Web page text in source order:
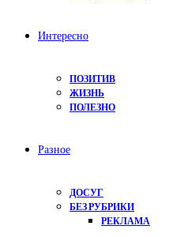
Интересно
ПОЗИТИВ
ЖИЗНЬ
ПОЛЕЗНО
Разное
ДОСУГ
БЕЗ РУБРИКИ
РЕКЛАМА